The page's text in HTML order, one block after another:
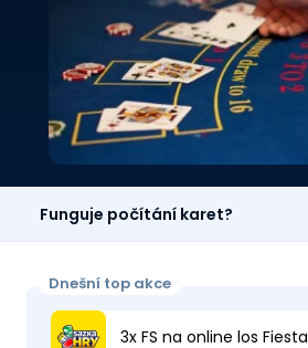
Funguje počítání karet?
Dnešní top akce
3x FS na online los Fiesta